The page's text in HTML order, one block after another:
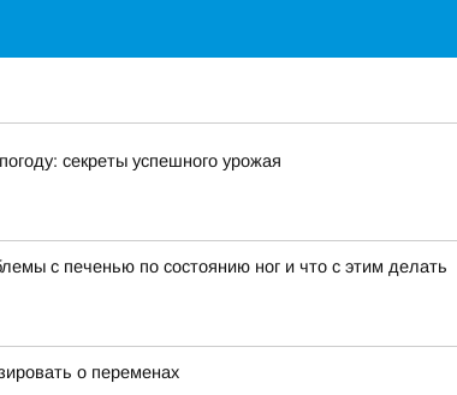
секреты успешного урожая
с печенью по состоянию ног и что с этим делать
о переменах